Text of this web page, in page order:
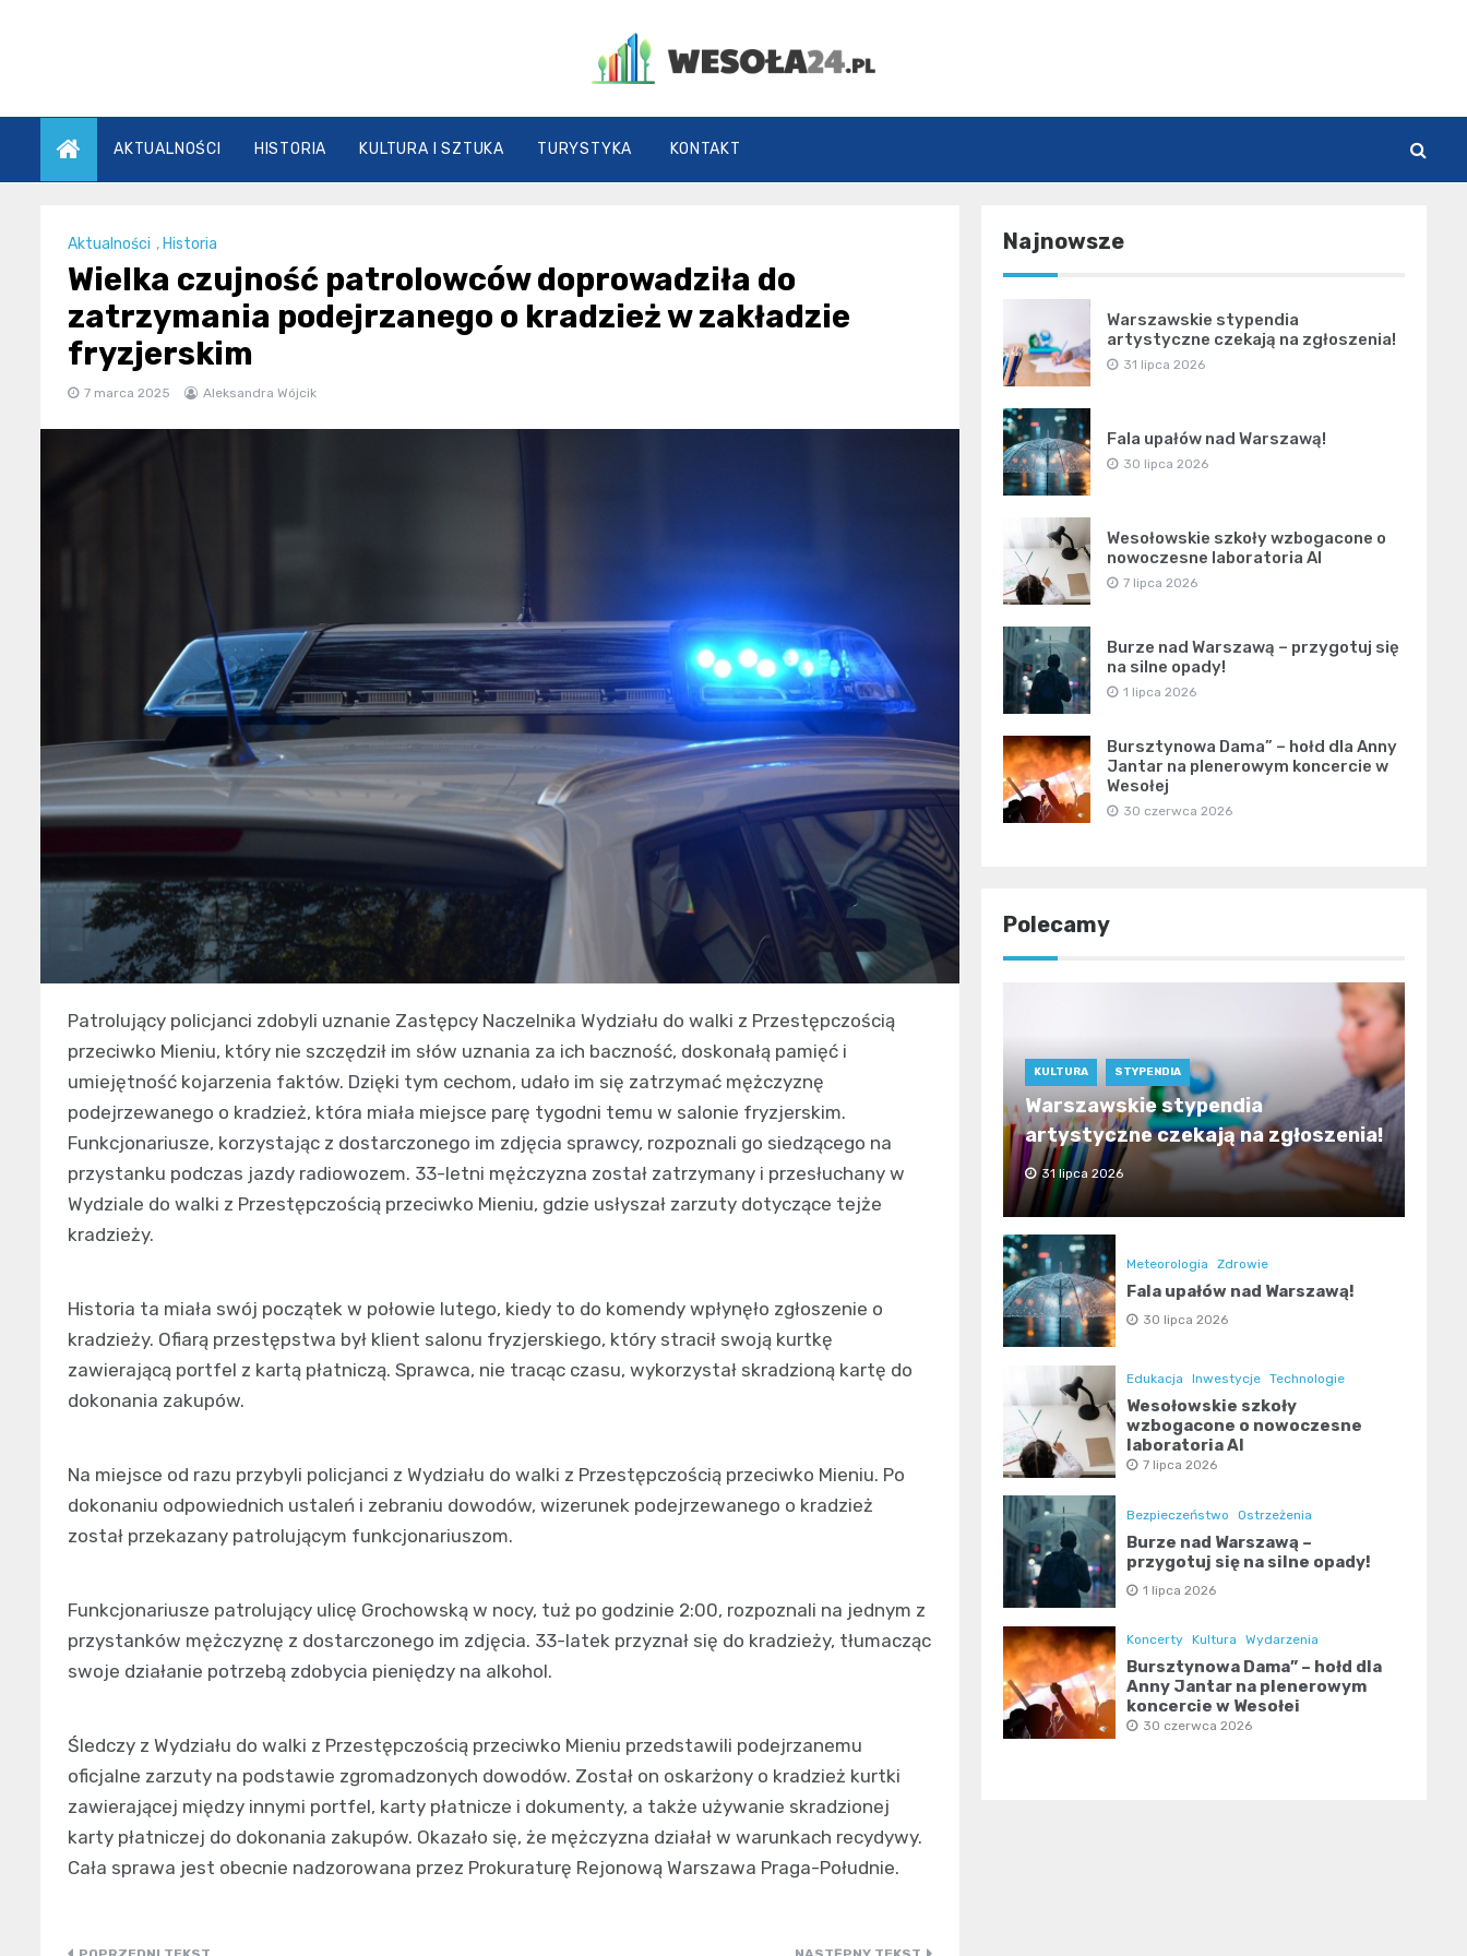
Wesoła24.pl
AKTUALNOŚCI HISTORIA KULTURA I SZTUKA TURYSTYKA KONTAKT
Aktualności , Historia
Wielka czujność patrolowców doprowadziła do
zatrzymania podejrzanego o kradzież w zakładzie
fryzjerskim
7 marca 2025 Aleksandra Wójcik
Patrolujący policjanci zdobyli uznanie Zastępcy Naczelnika Wydziału do walki z Przestępczością
przeciwko Mieniu, który nie szczędził im słów uznania za ich baczność, doskonałą pamięć i
umiejętność kojarzenia faktów. Dzięki tym cechom, udało im się zatrzymać mężczyznę
podejrzewanego o kradzież, która miała miejsce parę tygodni temu w salonie fryzjerskim.
Funkcjonariusze, korzystając z dostarczonego im zdjęcia sprawcy, rozpoznali go siedzącego na
przystanku podczas jazdy radiowozem. 33-letni mężczyzna został zatrzymany i przesłuchany w
Wydziale do walki z Przestępczością przeciwko Mieniu, gdzie usłyszał zarzuty dotyczące tejże
kradzieży.
Historia ta miała swój początek w połowie lutego, kiedy to do komendy wpłynęło zgłoszenie o
kradzieży. Ofiarą przestępstwa był klient salonu fryzjerskiego, który stracił swoją kurtkę
zawierającą portfel z kartą płatniczą. Sprawca, nie tracąc czasu, wykorzystał skradzioną kartę do
dokonania zakupów.
Na miejsce od razu przybyli policjanci z Wydziału do walki z Przestępczością przeciwko Mieniu. Po
dokonaniu odpowiednich ustaleń i zebraniu dowodów, wizerunek podejrzewanego o kradzież
został przekazany patrolującym funkcjonariuszom.
Funkcjonariusze patrolujący ulicę Grochowską w nocy, tuż po godzinie 2:00, rozpoznali na jednym z
przystanków mężczyznę z dostarczonego im zdjęcia. 33-latek przyznał się do kradzieży, tłumacząc
swoje działanie potrzebą zdobycia pieniędzy na alkohol.
Śledczy z Wydziału do walki z Przestępczością przeciwko Mieniu przedstawili podejrzanemu
oficjalne zarzuty na podstawie zgromadzonych dowodów. Został on oskarżony o kradzież kurtki
zawierającej między innymi portfel, karty płatnicze i dokumenty, a także używanie skradzionej
karty płatniczej do dokonania zakupów. Okazało się, że mężczyzna działał w warunkach recydywy.
Cała sprawa jest obecnie nadzorowana przez Prokuraturę Rejonową Warszawa Praga-Południe.
Najnowsze
Warszawskie stypendia
artystyczne czekają na zgłoszenia!
31 lipca 2026
Fala upałów nad Warszawą!
30 lipca 2026
Wesołowskie szkoły wzbogacone o
nowoczesne laboratoria AI
7 lipca 2026
Burze nad Warszawą – przygotuj się
na silne opady!
1 lipca 2026
Bursztynowa Dama” – hołd dla Anny
Jantar na plenerowym koncercie w
Wesołej
30 czerwca 2026
Polecamy
KULTURA STYPENDIA
Warszawskie stypendia
artystyczne czekają na zgłoszenia!
31 lipca 2026
Meteorologia Zdrowie
Fala upałów nad Warszawą!
30 lipca 2026
Edukacja Inwestycje Technologie
Wesołowskie szkoły
wzbogacone o nowoczesne
laboratoria AI
7 lipca 2026
Bezpieczeństwo Ostrzeżenia
Burze nad Warszawą –
przygotuj się na silne opady!
1 lipca 2026
Koncerty Kultura Wydarzenia
Bursztynowa Dama” – hołd dla
Anny Jantar na plenerowym
koncercie w Wesołej
30 czerwca 2026